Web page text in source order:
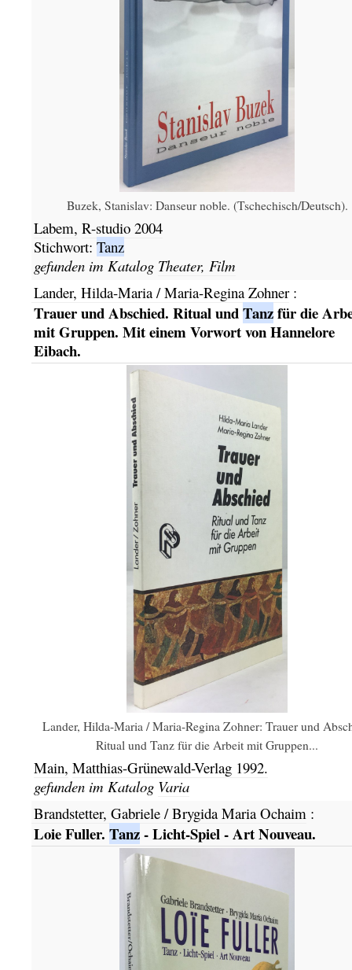
Buzek, Stanislav: Danseur noble. (Tschechisch/Deutsch).
Labem, R-studio 2004
Stichwort: Tanz
gefunden im Katalog Theater, Film
Lander, Hilda-Maria / Maria-Regina Zohner:
Trauer und Abschied. Ritual undTanzfür die
mit Gruppen. Mit einem Vorwort von Hannelore
Eibach.
Lander, Hilda-Maria / Maria-Regina Zohner: Trauer und
Ritual und Tanz für die Arbeit mit Gruppen...
Main, Matthias-Grünewald-Verlag 1992.
gefunden im Katalog Varia
Brandstetter, Gabriele / Brygida Maria Ochaim:
Loie Fuller. Tanz- Licht-Spiel - Art Nouveau.